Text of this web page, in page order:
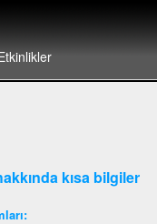
kısa bilgiler